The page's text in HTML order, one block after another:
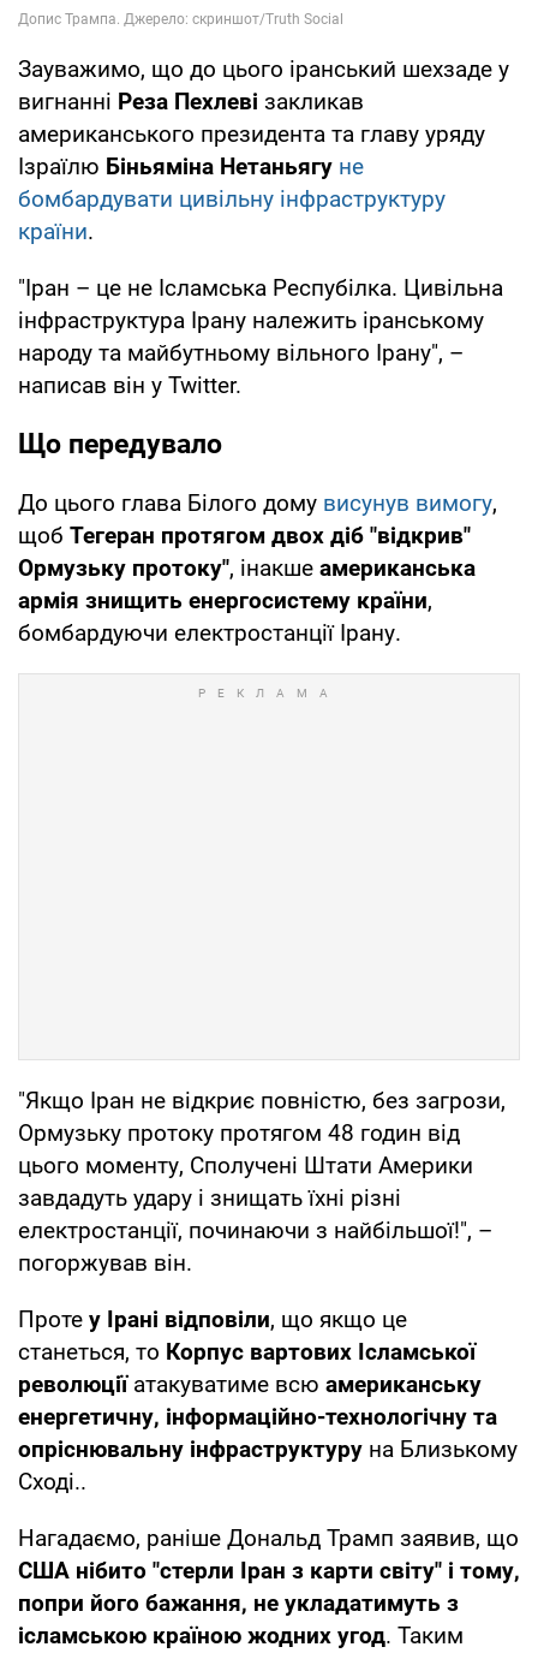
Зауважимо, що до цього іранський шехзаде у
вигнанні Реза Пехлеві закликав
американського президента та главу уряду
Ізраїлю Біньяміна Нетаньягу не
бомбардувати цивільну інфраструктуру
країни.
"Іран – це не Ісламська Респубілка. Цивільна
інфраструктура Ірану належить іранському
народу та майбутньому вільного Ірану", –
написав він у Twitter.
Що передувало
До цього глава Білого дому висунув вимогу,
щоб Тегеран протягом двох діб "відкрив"
Ормузьку протоку", інакше американська
армія знищить енергосистему країни,
бомбардуючи електростанції Ірану.
"Якщо Іран не відкриє повністю, без загрози,
Ормузьку протоку протягом 48 годин від
цього моменту, Сполучені Штати Америки
завдадуть удару і знищать їхні різні
електростанції, починаючи з найбільшої!", –
погоржував він.
Проте у Ірані відповіли, що якщо це
станеться, то Корпус вартових Ісламської
революціїатакуватиме всю американську
енергетичну, інформаційно-технологічну та
опріснювальну інфраструктуру на Близькому
Сході..
Нагадаємо, раніше Дональд Трамп заявив, що
США нібито "стерли Іран з карти світу" і тому,
попри його бажання, не укладатимуть з
ісламською країною жодних угод. Таким